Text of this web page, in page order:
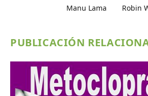
Manu Lama Robin
PUBLICACIÓN